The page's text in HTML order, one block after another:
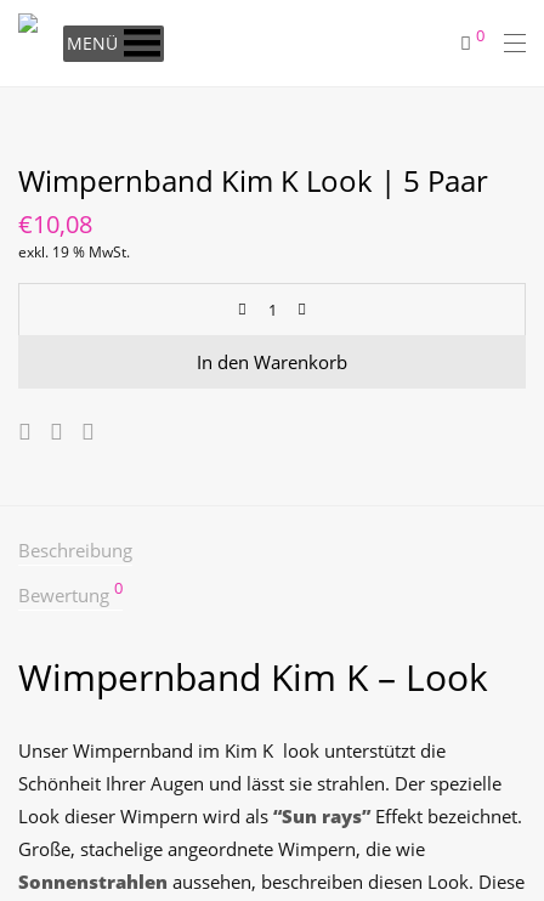
MENÜ 0
Wimpernband Kim K Look | 5 Paar
€10,08
exkl. 19 % MwSt.
In den Warenkorb
Beschreibung
Bewertung 0
Wimpernband Kim K – Look
Unser Wimpernband im Kim K look unterstützt die
Schönheit Ihrer Augen und lässt sie strahlen. Der spezielle
Look dieser Wimpern wird als “Sun rays”Effekt bezeichnet.
Große, stachelige angeordnete Wimpern, die wie
Sonnenstrahlen aussehen, beschreiben diesen Look. Diese